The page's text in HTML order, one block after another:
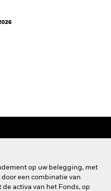
op uw belegging, met
een combinatie van
activa van het Fonds, op